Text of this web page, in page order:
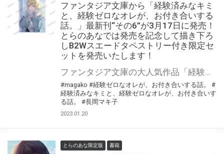
ファンタジア文庫から「経験済みなキミ
と、経験ゼロなオレが、お付き合いする
話。」最新刊“その6”が3月17日に発売！
とらのあなでは発売を記念して描き下ろ
しB2Wスエードタペストリー付き限定セ
ットを発売いたします！
ファンタジア文庫の大人気作品「経験済みなキミと、経験ゼロなオレが、お付き合いする話。」最新刊“その6”が3月17日(金)に発売！ とらのあなでは発売を記念して「描き下ろしB2Wスエードタペストリー」付き限定セットを発売いたします。 是非この機会にお買い求めください！
#magako #経験ゼロなオレが、お付き合いする話。
#
経験済みなキミと、経験ゼロなオレが、お付き合いす
る話。
#長岡マキ子
2023.01.20
とらのあな限定版 書籍